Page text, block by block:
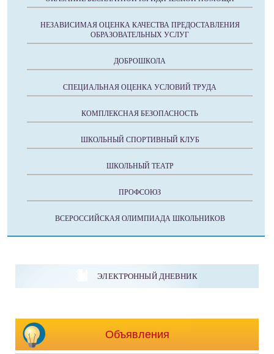
НЕЗАВИСИМАЯ ОЦЕНКА КАЧЕСТВА ПРЕДОСТАВЛЕНИЯ
ОБРАЗОВАТЕЛЬНЫХ УСЛУГ
ДОБРОШКОЛА
СПЕЦИАЛЬНАЯ ОЦЕНКА УСЛОВИЙ ТРУДА
КОМПЛЕКСНАЯ БЕЗОПАСНОСТЬ
ШКОЛЬНЫЙ СПОРТИВНЫЙ КЛУБ
ШКОЛЬНЫЙ ТЕАТР
ПРОФСОЮЗ
ВСЕРОССИЙСКАЯ ОЛИМПИАДА ШКОЛЬНИКОВ
ЭЛЕКТРОННЫЙ ДНЕВНИК
Объявления